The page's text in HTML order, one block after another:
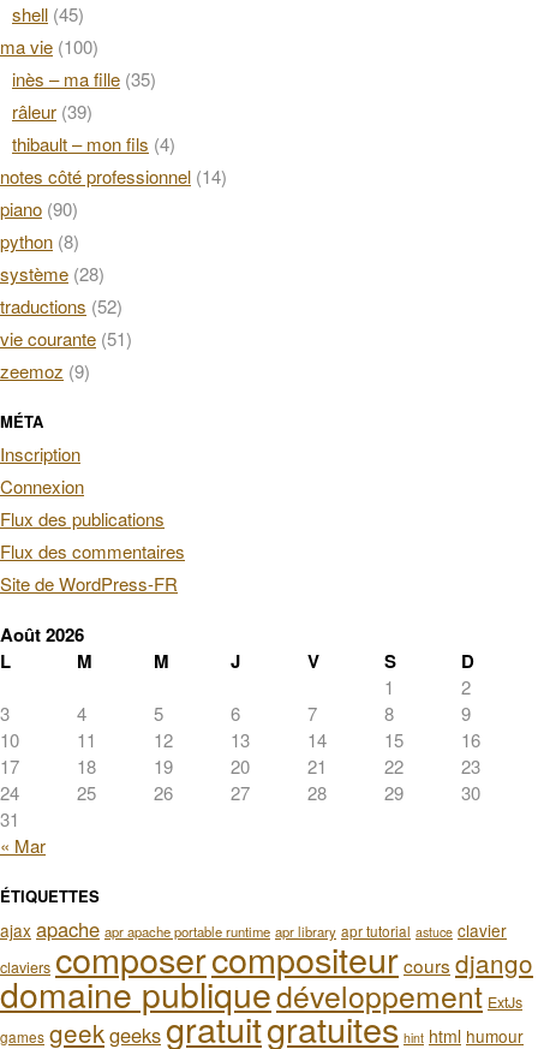
shell (45)
ma vie (100)
inès – ma fille (35)
râleur (39)
thibault – mon fils (4)
notes côté professionnel (14)
piano (90)
python (8)
système (28)
traductions (52)
vie courante (51)
zeemoz (9)
MÉTA
Inscription
Connexion
Flux des publications
Flux des commentaires
Site de WordPress-FR
Août 2026
L
M M J V S D
1
2
3
4 5 6 7 8
9
10
11 12 13 14 15
16
17
18 19 20 21 22
23
24
25 26 27 28 29
30
31
« Mar
ÉTIQUETTES
ajax apache apr apache portable runtime apr library apr tutorial astuce clavier
claviers composercompositeurcours django
domaine publiquedéveloppement ExtJs
games geekgeeksgratuitgratuites hint html humour